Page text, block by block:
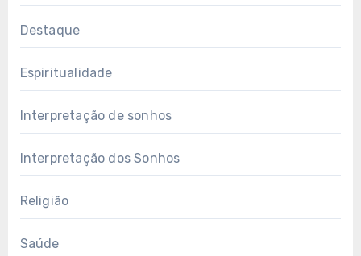
Destaque
Espiritualidade
Interpretação de sonhos
Interpretação dos Sonhos
Religião
Saúde